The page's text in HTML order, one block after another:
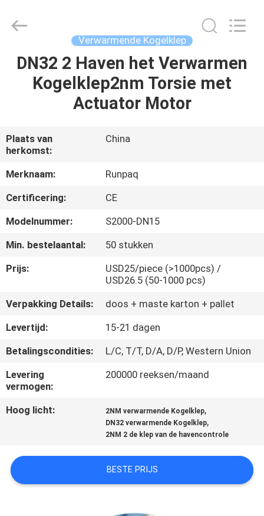
HUIS
PRODUCTEN
ONGEVEER
ONS
FABRIEKSREIS
CONTACTEER
NIEUWS
VERZOEK
OM
EEN
SITEMAP
Technology
Reserved.
Verwarmende Kogelklep
DN32 2 Haven het Verwarmen
Kogelklep2nm Torsie met
Actuator Motor
Plaats van
herkomst:
China
Merknaam:
Runpaq
Certificering:
CE
Modelnummer:
S2000-DN15
Min. bestelaantal:
50 stukken
Prijs:
USD25/piece (>1000pcs) /
USD26.5 (50-1000 pcs)
Verpakking Details:
doos + maste karton + pallet
Levertijd:
15-21 dagen
Betalingscondities:
L/C, T/T, D/A, D/P, Western Union
Levering
vermogen:
200000 reeksen/maand
Hoog licht: 2NM verwarmende Kogelklep,
DN32 verwarmende Kogelklep,
2NM 2 de klep van de havencontrole
BESTE PRIJS